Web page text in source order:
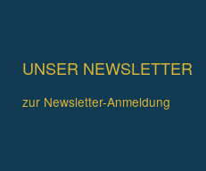
UNSER NEWSLETTER
zur Newsletter-Anmeldung